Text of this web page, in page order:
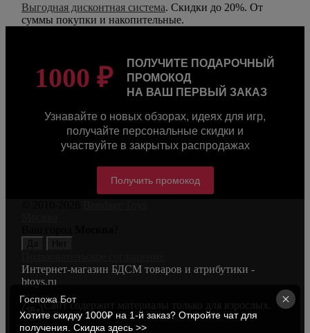
Выгодная дисконтная система. Скидки до 20%. От
суммы покупки и накопительные.
1000 ₽
ПОЛУЧИТЕ ПОДАРОЧНЫЙ
ПРОМОКОД
НА ВАШ ПЕРВЫЙ ЗАКАЗ
Узнавайте о новых обзорах, идеях для игр,
получайте персональные скидки и
участвуйте в закрытых распродажах
Получить промокод
Интернет-магазин БДСМ товаров и атрибутики -
btoys.ru
Сайт содержит материалы только для взрослых.
Госпожа Бот
Хотите скидку 1000₽ на 1-й заказ? Откройте чат для
получения. Скидка здесь >>